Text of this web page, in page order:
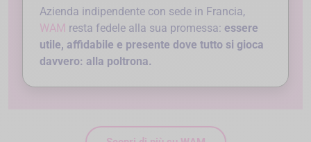
Azienda indipendente con sede in Francia,
WAM resta fedele alla sua promessa: essere
utile, affidabile e presente dove tutto si gioca
davvero: alla poltrona.